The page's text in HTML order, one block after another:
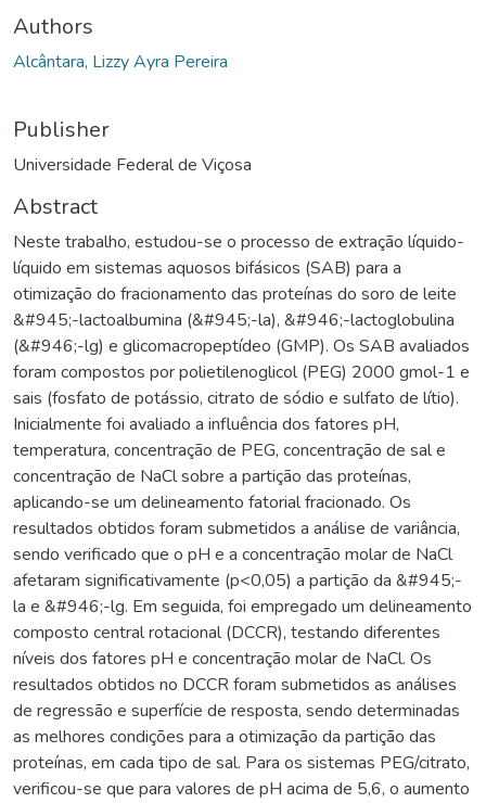
Authors
Alcântara, Lizzy Ayra Pereira
Publisher
Universidade Federal de Viçosa
Abstract
Neste trabalho, estudou-se o processo de extração líquido-
líquido em sistemas aquosos bifásicos (SAB) para a
otimização do fracionamento das proteínas do soro de leite
&#945;-lactoalbumina (&#945;-la), &#946;-lactoglobulina
(&#946;-lg) e glicomacropeptídeo (GMP). Os SAB avaliados
foram compostos por polietilenoglicol (PEG) 2000 gmol-1 e
sais (fosfato de potássio, citrato de sódio e sulfato de lítio).
Inicialmente foi avaliado a influência dos fatores pH,
temperatura, concentração de PEG, concentração de sal e
concentração de NaCl sobre a partição das proteínas,
aplicando-se um delineamento fatorial fracionado. Os
resultados obtidos foram submetidos a análise de variância,
sendo verificado que o pH e a concentração molar de NaCl
afetaram significativamente (p<0,05) a partição da &#945;-
la e &#946;-lg. Em seguida, foi empregado um delineamento
composto central rotacional (DCCR), testando diferentes
níveis dos fatores pH e concentração molar de NaCl. Os
resultados obtidos no DCCR foram submetidos as análises
de regressão e superfície de resposta, sendo determinadas
as melhores condições para a otimização da partição das
proteínas, em cada tipo de sal. Para os sistemas PEG/citrato,
verificou-se que para valores de pH acima de 5,6, o aumento